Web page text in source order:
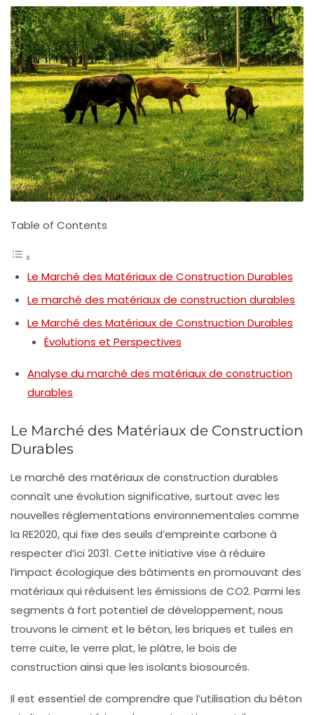
Table of Contents
Le Marché des Matériaux de Construction Durables
Le marché des matériaux de construction durables
Le Marché des Matériaux de Construction Durables
Évolutions et Perspectives
Analyse du marché des matériaux de construction
durables
Le Marché des Matériaux de Construction
Durables
Le marché des matériaux de construction durables
connaît une évolution significative, surtout avec les
nouvelles réglementations environnementales comme
la RE2020, qui fixe des seuils d’empreinte carbone à
respecter d’ici 2031. Cette initiative vise à réduire
l’impact écologique des bâtiments en promouvant des
matériaux qui réduisent les émissions de CO2. Parmi les
segments à fort potentiel de développement, nous
trouvons le ciment et le béton, les briques et tuiles en
terre cuite, le verre plat, le plâtre, le bois de
construction ainsi que les isolants biosourcés.
Il est essentiel de comprendre que l’utilisation du béton